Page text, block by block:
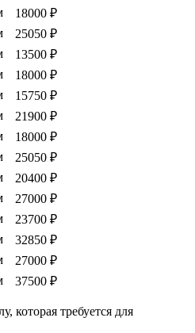
18000 ₽
25050 ₽
13500 ₽
18000 ₽
15750 ₽
21900 ₽
18000 ₽
25050 ₽
20400 ₽
27000 ₽
23700 ₽
32850 ₽
27000 ₽
37500 ₽
которая требуется для